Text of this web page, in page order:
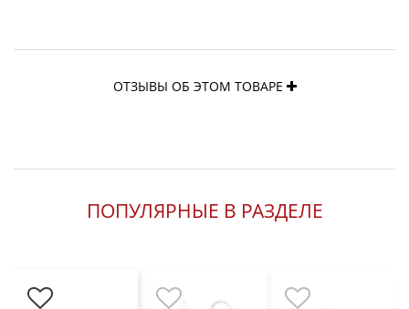
ОТЗЫВЫ ОБ ЭТОМ ТОВАРЕ
ПОПУЛЯРНЫЕ В РАЗДЕЛЕ